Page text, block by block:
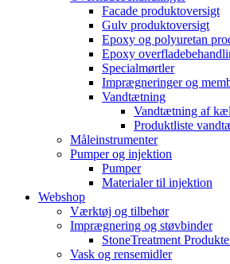
Facade produktoversigt
Gulv produktoversigt
Epoxy og polyuretan
Epoxy
Specialmørtler
Imprægneringer og
Vandtætning
Vandtætning af
Produktliste
Måleinstrumenter
Pumper og injektion
Pumper
Materialer til injektion
Webshop
Værktøj og tilbehør
Imprægnering og støvbinder
StoneTreatment
Vask og rensemidler